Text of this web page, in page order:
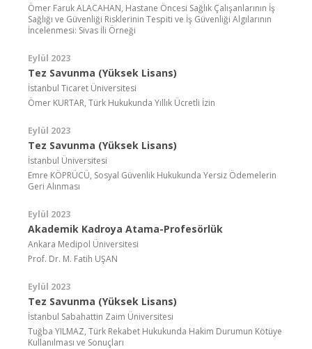
Ömer Faruk ALACAHAN, Hastane Öncesi Sağlık Çalışanlarının İş
Sağlığı ve Güvenliği Risklerinin Tespiti ve İş Güvenliği Algılarının
İncelenmesi: Sivas İli Örneği
Eylül 2023
Tez Savunma (Yüksek Lisans)
İstanbul Ticaret Üniversitesi
Ömer KURTAR, Türk Hukukunda Yıllık Ücretli İzin
Eylül 2023
Tez Savunma (Yüksek Lisans)
İstanbul Üniversitesi
Emre KÖPRÜCÜ, Sosyal Güvenlik Hukukunda Yersiz Ödemelerin
Geri Alınması
Eylül 2023
Akademik Kadroya Atama-Profesörlük
Ankara Medipol Üniversitesi
Prof. Dr. M. Fatih UŞAN
Eylül 2023
Tez Savunma (Yüksek Lisans)
İstanbul Sabahattin Zaim Üniversitesi
Tuğba YILMAZ, Türk Rekabet Hukukunda Hakim Durumun Kötüye
Kullanılması ve Sonuçları